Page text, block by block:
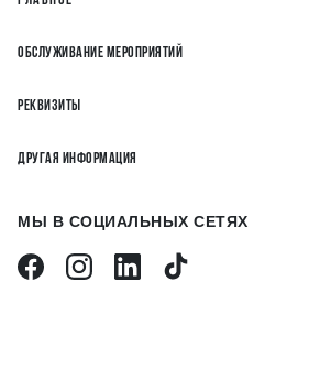
ОБСЛУЖИВАНИЕ МЕРОПРИЯТИЙ
РЕКВИЗИТЫ
ДРУГАЯ ИНФОРМАЦИЯ
МЫ В СОЦИАЛЬНЫХ СЕТЯХ